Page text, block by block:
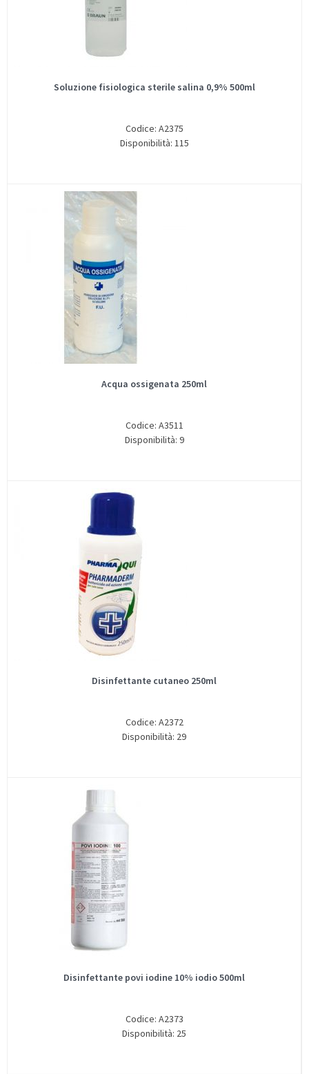
Soluzione fisiologica sterile salina 0,9% 500ml
Codice: A2375
Disponibilità: 115
Acqua ossigenata 250ml
Codice: A3511
Disponibilità: 9
Disinfettante cutaneo 250ml
Codice: A2372
Disponibilità: 29
Disinfettante povi iodine 10% iodio 500ml
Codice: A2373
Disponibilità: 25